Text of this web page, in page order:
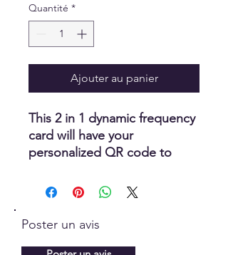
Quantité *
Ajouter au panier
This 2 in 1 dynamic frequency
card will have your
personalized QR code to
well as create a protective
proprietary blend
Poster un avis